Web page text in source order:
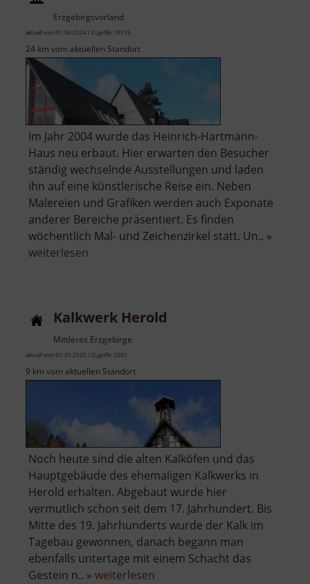
Erzgebirgsvorland
aktuell vom 01.06.2024 / Zugriffe: 10315
24 km vom aktuellen Standort
Im Jahr 2004 wurde das Heinrich-Hartmann-
Haus neu erbaut. Hier erwarten den Besucher
ständig wechselnde Ausstellungen und laden
ihn auf eine künstlerische Reise ein. Neben
Malereien und Grafiken werden auch Exponate
anderer Bereiche präsentiert. Es finden
wöchentlich Mal- und Zeichenzirkel statt. Un.. »
weiterlesen
Kalkwerk Herold
Mittleres Erzgebirge
aktuell vom 01.05.2025 / Zugriffe: 3585
9 km vom aktuellen Standort
Noch heute sind die alten Kalköfen und das
Hauptgebäude des ehemaligen Kalkwerks in
Herold erhalten. Abgebaut wurde hier
vermutlich schon seit dem 17. Jahrhundert. Bis
Mitte des 19. Jahrhunderts wurde der Kalk im
Tagebau gewonnen, danach begann man
ebenfalls untertage mit einem Schacht das
Gestein n.. » weiterlesen